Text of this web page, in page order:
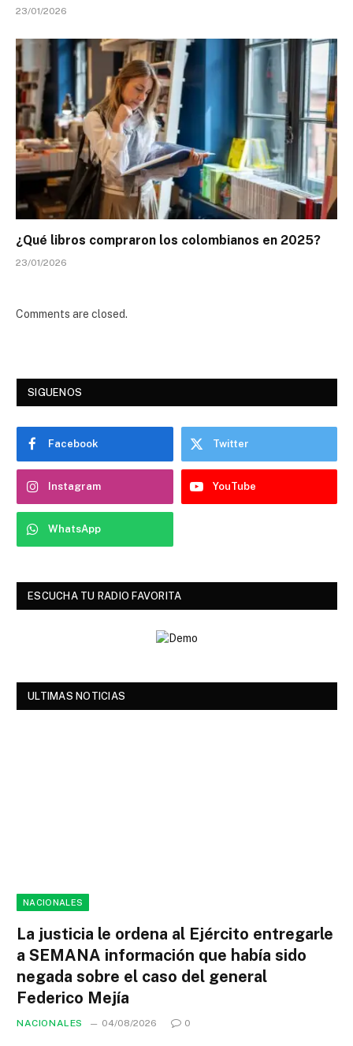
23/01/2026
¿Qué libros compraron los colombianos en 2025?
23/01/2026
Comments are closed.
SIGUENOS
Facebook Twitter
Instagram YouTube
WhatsApp
ESCUCHA TU RADIO FAVORITA
ULTIMAS NOTICIAS
NACIONALES
La justicia le ordena al Ejército entregarle
a SEMANA información que había sido
negada sobre el caso del general
Federico Mejía
NACIONALES 04/08/2026 0